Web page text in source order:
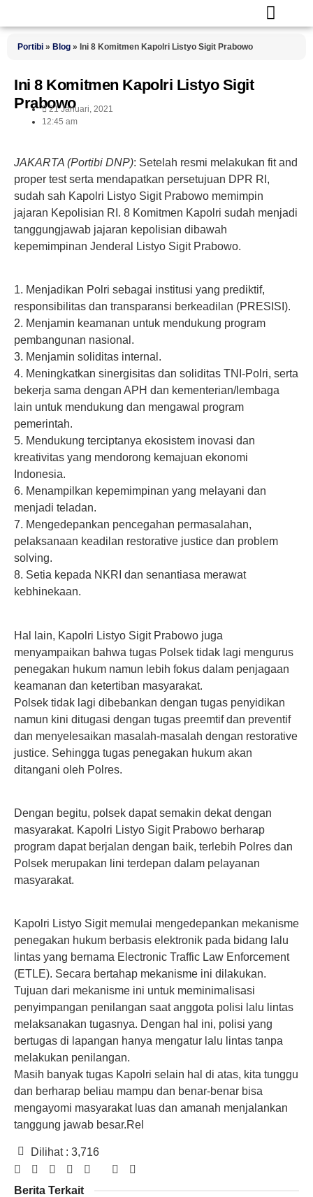
Portibi » Blog » Ini 8 Komitmen Kapolri Listyo Sigit Prabowo
Ini 8 Komitmen Kapolri Listyo Sigit
Prabowo21 Januari, 2021
12:45 am
JAKARTA (Portibi DNP): Setelah resmi melakukan fit and
proper test serta mendapatkan persetujuan DPR RI,
sudah sah Kapolri Listyo Sigit Prabowo memimpin
jajaran Kepolisian RI. 8 Komitmen Kapolri sudah menjadi
tanggungjawab jajaran kepolisian dibawah
kepemimpinan Jenderal Listyo Sigit Prabowo.
1. Menjadikan Polri sebagai institusi yang prediktif,
responsibilitas dan transparansi berkeadilan (PRESISI).
2. Menjamin keamanan untuk mendukung program
pembangunan nasional.
3. Menjamin soliditas internal.
4. Meningkatkan sinergisitas dan soliditas TNI-Polri, serta
bekerja sama dengan APH dan kementerian/lembaga
lain untuk mendukung dan mengawal program
pemerintah.
5. Mendukung terciptanya ekosistem inovasi dan
kreativitas yang mendorong kemajuan ekonomi
Indonesia.
6. Menampilkan kepemimpinan yang melayani dan
menjadi teladan.
7. Mengedepankan pencegahan permasalahan,
pelaksanaan keadilan restorative justice dan problem
solving.
8. Setia kepada NKRI dan senantiasa merawat
kebhinekaan.
Hal lain, Kapolri Listyo Sigit Prabowo juga
menyampaikan bahwa tugas Polsek tidak lagi mengurus
penegakan hukum namun lebih fokus dalam penjagaan
keamanan dan ketertiban masyarakat.
Polsek tidak lagi dibebankan dengan tugas penyidikan
namun kini ditugasi dengan tugas preemtif dan preventif
dan menyelesaikan masalah-masalah dengan restorative
justice. Sehingga tugas penegakan hukum akan
ditangani oleh Polres.
Dengan begitu, polsek dapat semakin dekat dengan
masyarakat. Kapolri Listyo Sigit Prabowo berharap
program dapat berjalan dengan baik, terlebih Polres dan
Polsek merupakan lini terdepan dalam pelayanan
masyarakat.
Kapolri Listyo Sigit memulai mengedepankan mekanisme
penegakan hukum berbasis elektronik pada bidang lalu
lintas yang bernama Electronic Traffic Law Enforcement
(ETLE). Secara bertahap mekanisme ini dilakukan.
Tujuan dari mekanisme ini untuk meminimalisasi
penyimpangan penilangan saat anggota polisi lalu lintas
melaksanakan tugasnya. Dengan hal ini, polisi yang
bertugas di lapangan hanya mengatur lalu lintas tanpa
melakukan penilangan.
Masih banyak tugas Kapolri selain hal di atas, kita tunggu
dan berharap beliau mampu dan benar-benar bisa
mengayomi masyarakat luas dan amanah menjalankan
tanggung jawab besar.Rel
Dilihat : 3,716
Berita Terkait